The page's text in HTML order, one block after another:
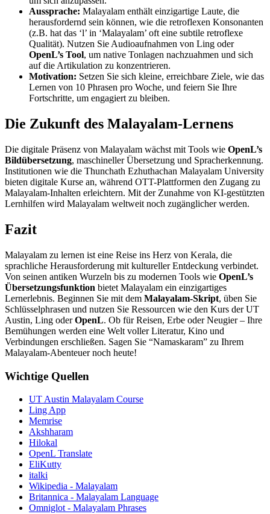
Aussprache: Malayalam enthält einzigartige Laute, die
herausfordernd sein können, wie die retroflexen Konsonanten
(z.B. hat das ‘l’ in ‘Malayalam’ oft eine subtile retroflexe
Qualität). Nutzen Sie Audioaufnahmen von Ling oder
OpenL’s Tool, um native Tonlagen nachzuahmen und sich
auf die Artikulation zu konzentrieren.
Motivation: Setzen Sie sich kleine, erreichbare Ziele, wie das
Lernen von 10 Phrasen pro Woche, und feiern Sie Ihre
Fortschritte, um engagiert zu bleiben.
Die Zukunft des Malayalam-Lernens
Die digitale Präsenz von Malayalam wächst mit Tools wie OpenL’s
Bildübersetzung, maschineller Übersetzung und Spracherkennung.
Institutionen wie die Thunchath Ezhuthachan Malayalam University
bieten digitale Kurse an, während OTT-Plattformen den Zugang zu
Malayalam-Inhalten erleichtern. Mit der Zunahme von KI-gestützten
Lernhilfen wird Malayalam weltweit noch zugänglicher werden.
Fazit
Malayalam zu lernen ist eine Reise ins Herz von Kerala, die
sprachliche Herausforderung mit kultureller Entdeckung verbindet.
Von seinen antiken Wurzeln bis zu modernen Tools wie OpenL’s
Übersetzungsfunktion bietet Malayalam ein einzigartiges
Lernerlebnis. Beginnen Sie mit dem Malayalam-Skript, üben Sie
Schlüsselphrasen und nutzen Sie Ressourcen wie den Kurs der UT
Austin, Ling oderOpenL. Ob für Reisen, Erbe oder Neugier – Ihre
Bemühungen werden eine Welt voller Literatur, Kino und
Verbindungen erschließen. Sagen Sie “Namaskaram” zu Ihrem
Malayalam-Abenteuer noch heute!
Wichtige Quellen
UT Austin Malayalam Course
Ling App
Memrise
Akshharam
Hilokal
OpenL Translate
EliKutty
italki
Wikipedia - Malayalam
Britannica - Malayalam Language
Omniglot - Malayalam Phrases